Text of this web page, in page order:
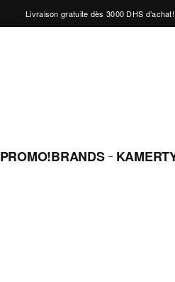
Livraison gratuite dès 3000 DHS d’achat!
PROMO!BRANDS